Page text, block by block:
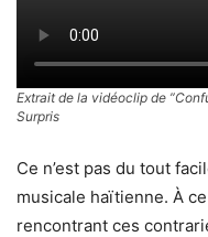
Extrait de la vidéoclip de
Surpris
Ce n’est pas du tout
musicale haïtienne. À
rencontrant ces